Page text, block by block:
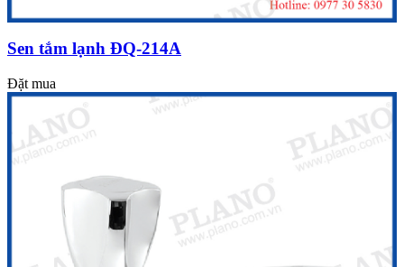
Sen tắm lạnh ĐQ-214A
Đặt mua